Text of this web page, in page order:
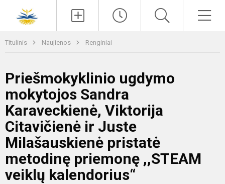
Titulinis Naujienos Renginiai
Priešmokyklinio ugdymo
mokytojos Sandra
Karaveckienė, Viktorija
Citavičienė ir Juste
Milašauskienė pristatė
metodinę priemonę ,,STEAM
veiklų kalendorius“